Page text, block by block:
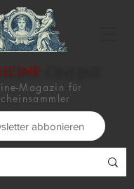
Magazin für
abbonieren